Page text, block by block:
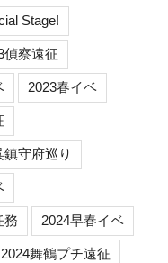
Stage!
偵察遠征
2023春イベ
鎮守府巡り
務 2024早春イベ
2024舞鶴プチ遠征